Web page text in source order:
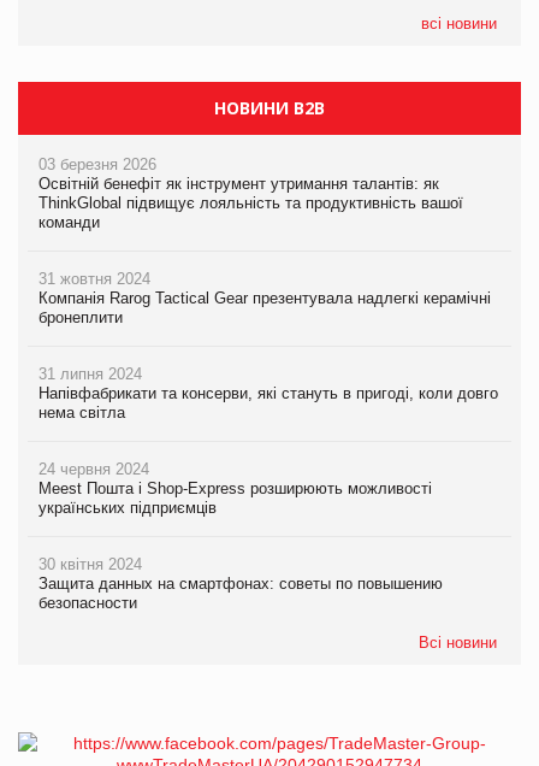
всі новини
НОВИНИ B2B
03 березня 2026
Освітній бенефіт як інструмент утримання талантів: як
ThinkGlobal підвищує лояльність та продуктивність вашої
команди
31 жовтня 2024
Компанія Rarog Tactical Gear презентувала надлегкі керамічні
бронеплити
31 липня 2024
Напівфабрикати та консерви, які стануть в пригоді, коли довго
нема світла
24 червня 2024
Meest Пошта і Shop-Express розширюють можливості
українських підприємців
30 квітня 2024
Защита данных на смартфонах: советы по повышению
безопасности
Всі новини